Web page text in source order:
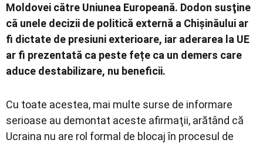
Moldovei către Uniunea Europeană. Dodon susţine
că unele decizii de politică externă a Chișinăului ar
fi dictate de presiuni exterioare, iar aderarea la UE
ar fi prezentată ca pes­te fețe ca un demers care
aduce destabilizare, nu beneficii.
Cu toate acestea, mai multe surse de informare
serioase au demontat aceste afirmaţii, arătând că
Ucraina nu are rol formal de blocaj în procesul de